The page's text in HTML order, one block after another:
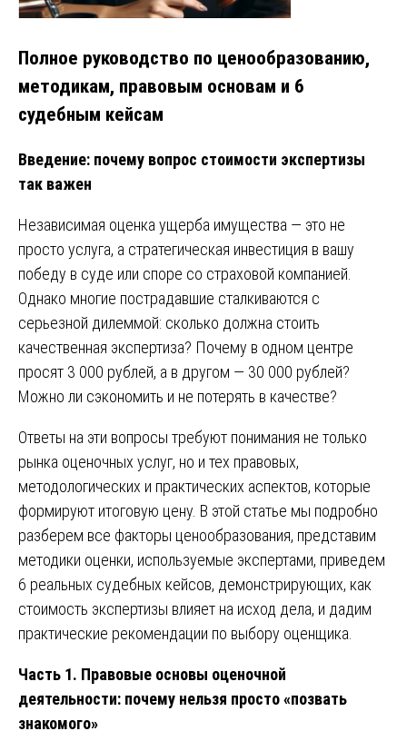
Полное руководство по ценообразованию,
методикам, правовым основам и 6
судебным кейсам
Введение: почему вопрос стоимости экспертизы
так важен
Независимая оценка ущерба имущества — это не
просто услуга, а стратегическая инвестиция в вашу
победу в суде или споре со страховой компанией.
Однако многие пострадавшие сталкиваются с
серьезной дилеммой: сколько должна стоить
качественная экспертиза? Почему в одном центре
просят 3 000 рублей, а в другом — 30 000 рублей?
Можно ли сэкономить и не потерять в качестве?
Ответы на эти вопросы требуют понимания не только
рынка оценочных услуг, но и тех правовых,
методологических и практических аспектов, которые
формируют итоговую цену. В этой статье мы подробно
разберем все факторы ценообразования, представим
методики оценки, используемые экспертами, приведем
6 реальных судебных кейсов, демонстрирующих, как
стоимость экспертизы влияет на исход дела, и дадим
практические рекомендации по выбору оценщика.
Часть 1. Правовые основы оценочной
деятельности: почему нельзя просто «позвать
знакомого»